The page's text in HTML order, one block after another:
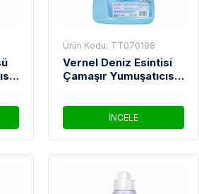
Ürün Kodu: TT070198
Vernel Deniz Esintisi
Çamaşır Yumuşatıcısı
İNCELE